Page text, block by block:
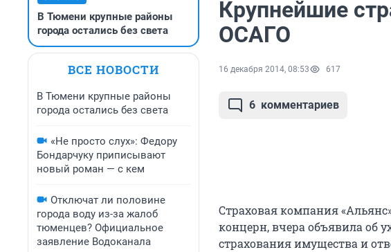
В Тюмени крупные районы
города остались без света
ВСЕ НОВОСТИ
В Тюмени крупные районы
города остались без света
«Не просто слух»: Федору
Бондарчуку приписывают
новый роман — с кем
Отключат ли половине
города воду из-за жалоб
тюменцев? Официальное
заявление Водоканала
Крупнейшие
ОСАГО
16 декабря 2014, 08:53 617
6 комментариев
Страховая компания
концерн, вчера объявила об
страхования имущества и